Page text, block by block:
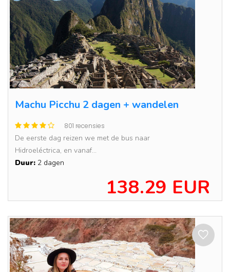
Machu Picchu 2 dagen + wandelen
801 recensies
De eerste dag reizen we met de bus naar
Hidroeléctrica, en vanaf...
Duur: 2 dagen
138.29 EUR